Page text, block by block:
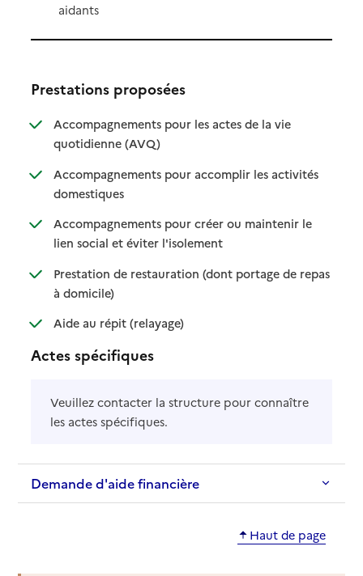
aidants
Prestations proposées
Accompagnements pour les actes de la vie
quotidienne (AVQ): disponible
: non disponible
Accompagnements pour accomplir les activités
domestiques: disponible
: non disponible
Accompagnements pour créer ou maintenir le
lien social et éviter l'isolement: disponible
: non disponible
Prestation de restauration (dont portage de repas
à domicile): disponible
: non disponible
Aide au répit (relayage): disponible
: non disponible
Actes spécifiques
Veuillez contacter la structure pour connaître
les actes spécifiques.
Demande d'aide financière
Haut de page